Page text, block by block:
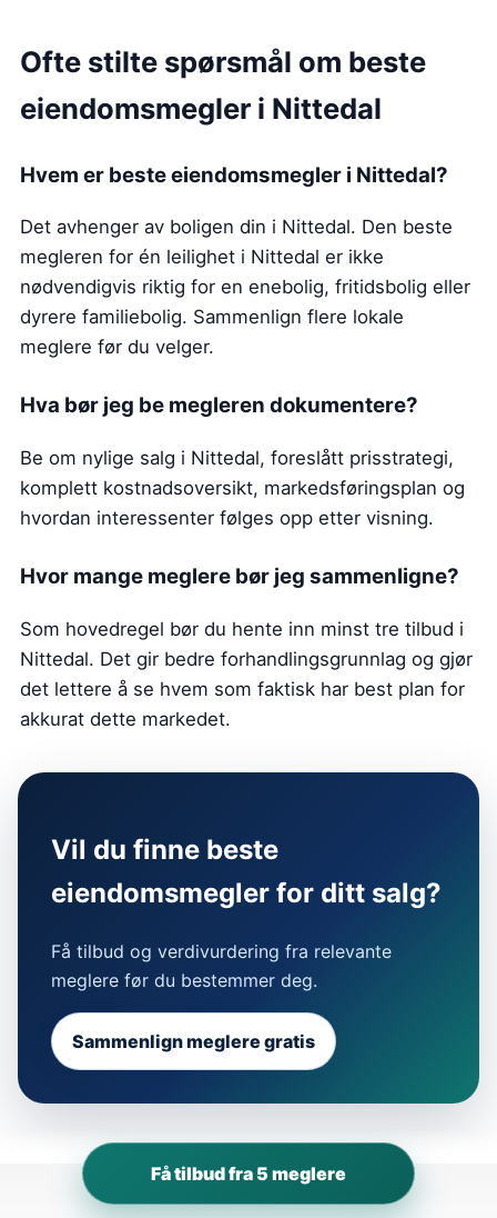
Ofte stilte spørsmål om beste
eiendomsmegler i Nittedal
Hvem er beste eiendomsmegler i Nittedal?
Det avhenger av boligen din i Nittedal. Den beste
megleren for én leilighet i Nittedal er ikke
nødvendigvis riktig for en enebolig, fritidsbolig eller
dyrere familiebolig. Sammenlign flere lokale
meglere før du velger.
Hva bør jeg be megleren dokumentere?
Be om nylige salg i Nittedal, foreslått prisstrategi,
komplett kostnadsoversikt, markedsføringsplan og
hvordan interessenter følges opp etter visning.
Hvor mange meglere bør jeg sammenligne?
Som hovedregel bør du hente inn minst tre tilbud i
Nittedal. Det gir bedre forhandlingsgrunnlag og gjør
det lettere å se hvem som faktisk har best plan for
akkurat dette markedet.
Vil du finne beste
eiendomsmegler for ditt salg?
Få tilbud og verdivurdering fra relevante
meglere før du bestemmer deg.
Sammenlign meglere gratis
Få tilbud fra 5 meglere